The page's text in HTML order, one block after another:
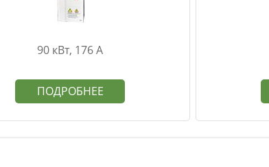
90 кВт, 176 А
ПОДРОБНЕЕ